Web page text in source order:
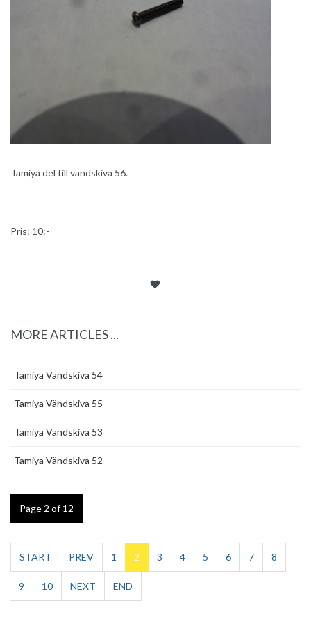
Tamiya del till vändskiva 56.
Pris: 10:-
MORE ARTICLES ...
Tamiya Vändskiva 54
Tamiya Vändskiva 55
Tamiya Vändskiva 53
Tamiya Vändskiva 52
Page 2 of 12
START PREV 1 2 3 4 5 6 7 8
9 10 NEXT END